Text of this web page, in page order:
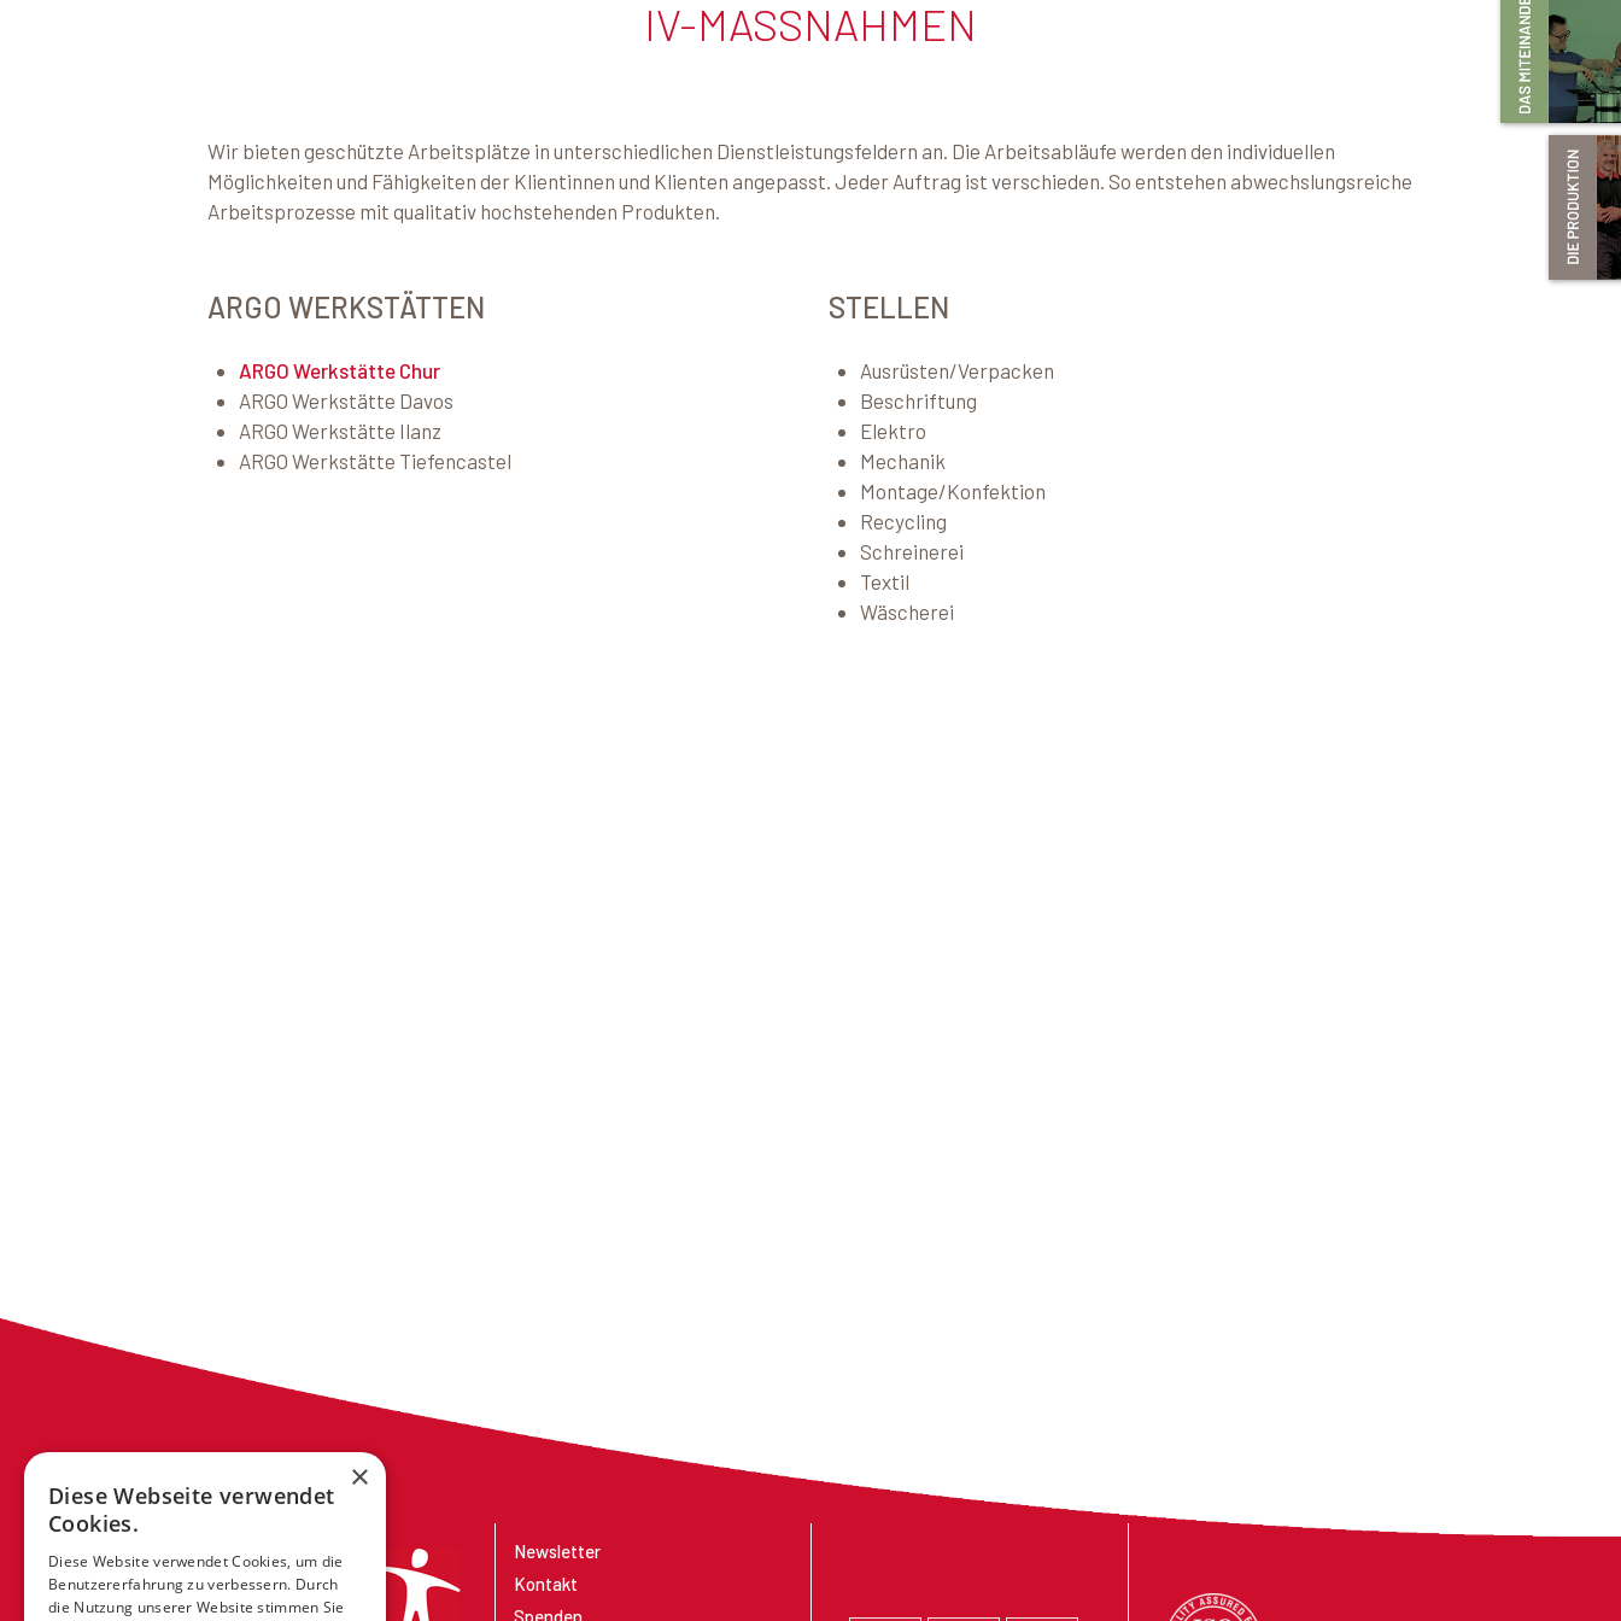
IV-MASSNAHMEN
Wir bieten geschützte Arbeitsplätze in unterschiedlichen Dienstleistungsfeldern an. Die Arbeitsabläufe werden den individuellen
Möglichkeiten und Fähigkeiten der Klien­tinnen und Klienten angepasst. Jeder Auftrag ist ver­schieden. So entstehen abwechslungsreiche
Arbeitsprozesse mit qualitativ hochstehenden Produkten.
ARGO WERKSTÄTTEN
ARGO Werkstätte Chur
ARGO Werkstätte Davos
ARGO Werkstätte Ilanz
ARGO Werkstätte Tiefencastel
STELLEN
Ausrüsten/Verpacken
Beschriftung
Elektro
Mechanik
Montage/Konfektion
Recycling
Schreinerei
Textil
Wäscherei
Newsletter
Kontakt
Spenden
×
Diese Webseite verwendet
Cookies.
Diese Website verwendet Cookies, um die
Benutzererfahrung zu verbessern. Durch
die Nutzung unserer Website stimmen Sie